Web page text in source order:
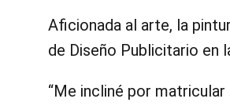
Aficionada al arte, la
de Diseño Publicitario en
“Me incliné por